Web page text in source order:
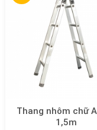
Thang nhôm chữ
1,5m